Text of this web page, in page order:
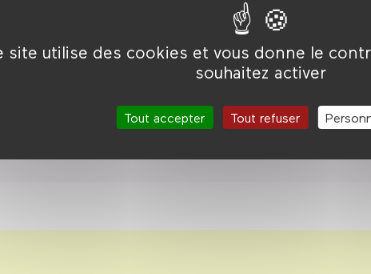
site utilise des cookies et vous donne le
souhaitez activer
Tout accepter Tout refuser
(Versailles-
DeBruno Podalydès